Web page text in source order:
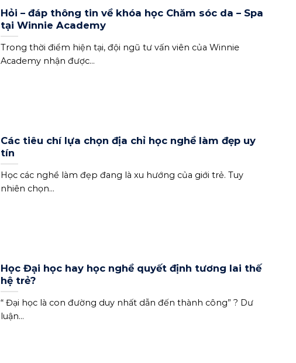
Hỏi – đáp thông tin về khóa học Chăm sóc da – Spa
tại Winnie Academy
Trong thời điểm hiện tại, đội ngũ tư vấn viên của Winnie
Academy nhận được...
Các tiêu chí lựa chọn địa chỉ học nghề làm đẹp uy
tín
Học các nghề làm đẹp đang là xu hướng của giới trẻ. Tuy
nhiên chọn...
Học Đại học hay học nghề quyết định tương lai thế
hệ trẻ?
“ Đại học là con đường duy nhất dẫn đến thành công” ? Dư
luận...